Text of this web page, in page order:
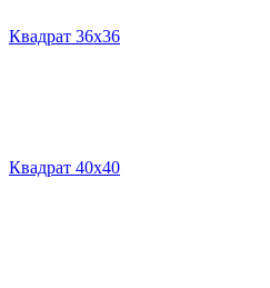
Квадрат 36х36
Квадрат 40х40